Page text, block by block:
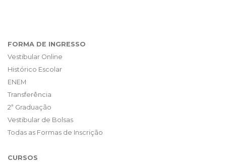
FORMA DE INGRESSO
Vestibular Online
Histórico Escolar
ENEM
Transferência
2ª Graduação
Vestibular de Bolsas
Todas as Formas de Inscrição
CURSOS